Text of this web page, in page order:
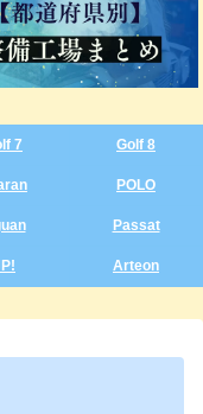
7 Golf 8
POLO
Passat
Arteon